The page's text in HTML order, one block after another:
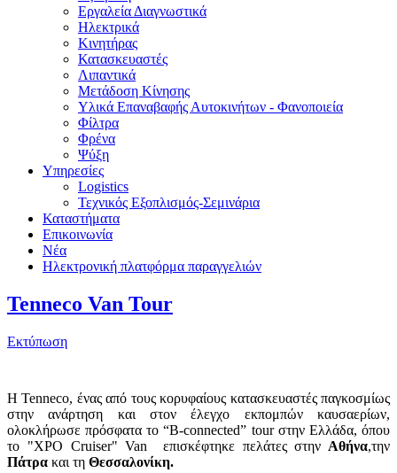
Εργαλεία Διαγνωστικά
Ηλεκτρικά
Κινητήρας
Κατασκευαστές
Λιπαντικά
Μετάδοση Κίνησης
Υλικά Επαναβαφής Αυτοκινήτων - Φανοποιεία
Φίλτρα
Φρένα
Ψύξη
Υπηρεσίες
Logistics
Τεχνικός Εξοπλισμός-Σεμινάρια
Καταστήματα
Επικοινωνία
Νέα
Ηλεκτρονική πλατφόρμα παραγγελιών
Tenneco Van Tour
Εκτύπωση
Η Tenneco, ένας από τους κορυφαίους κατασκευαστές παγκοσμίως
στην ανάρτηση και στον έλεγχο εκπομπών καυσαερίων,
ολοκλήρωσε πρόσφατα το “B-connected” tour στην Ελλάδα, όπου
το "XPO Cruiser" Van επισκέφτηκε πελάτες στην Αθήνα,την
Πάτρα και τη Θεσσαλονίκη.